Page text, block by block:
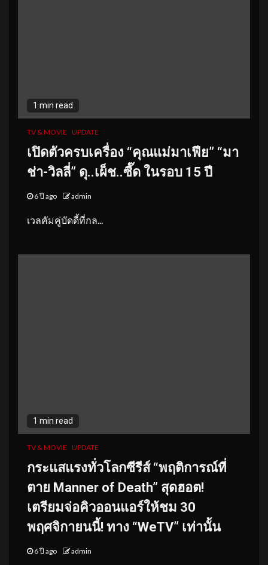
1 min read
TV & MOVIE UPDATE
เปิดตัวครบเครื่อง “คุณแม่มาเฟีย” “มา
ช่า-วิลลี่” ดุ..เผ็ช..ซี๊ด ในรอบ 15 ปี
6 ปี ago admin
เวลคัมคู่บัดดี้ที่กล...
1 min read
TV & MOVIE UPDATE
กระแสแรงทั่วโลกซีรีส์ “พฤติการณ์ที่
ตาย Manner of Death” สุดฮอต!
เตรียมจ่อคิวออนแอร์ให้ชม 30
พฤศจิกายนนี้! ทาง “WeTV” เท่านั้น
6 ปี ago admin